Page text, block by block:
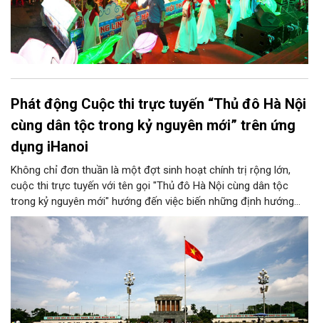
Phát động Cuộc thi trực tuyến “Thủ đô Hà Nội
cùng dân tộc trong kỷ nguyên mới” trên ứng
dụng iHanoi
Không chỉ đơn thuần là một đợt sinh hoạt chính trị rộng lớn,
cuộc thi trực tuyến với tên gọi "Thủ đô Hà Nội cùng dân tộc
trong kỷ nguyên mới" hướng đến việc biến những định hướng
chiến lược trong Nghị quyết số 02-NQ/TW của Bộ Chính trị
thành niềm tin, thành nhận thức chung của mỗi người dân.